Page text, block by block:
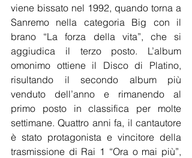
viene bissato nel 1992, quando torna a
Sanremo nella categoria Big con il
brano “La forza della vita”, che si
aggiudica il terzo posto. L’album
omonimo ottiene il Disco di Platino,
risultando il secondo album più
venduto dell’anno e rimanendo al
primo posto in classifica per molte
settimane. Quattro anni fa, il cantautore
è stato protagonista e vincitore della
trasmissione di Rai 1 “Ora o mai più”,